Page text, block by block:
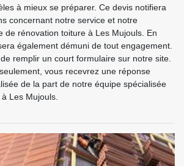
à mieux se préparer. Ce devis notifiera
concernant notre service et notre
de rénovation toiture à Les Mujouls. En
également démuni de tout engagement.
remplir un court formulaire sur notre site.
vous recevrez une réponse
de la part de notre équipe spécialisée
Les Mujouls.